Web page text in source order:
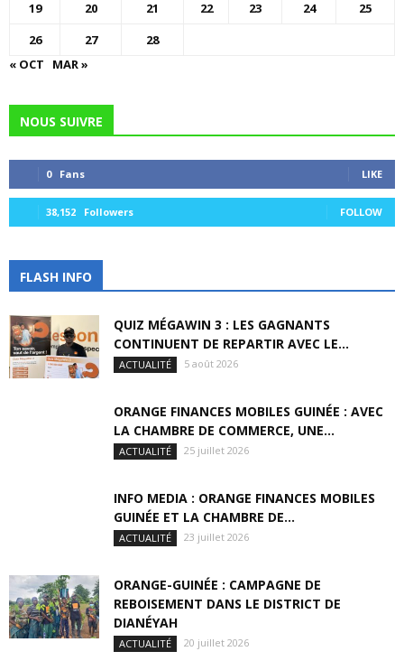
19 20 21 22 23 24
25
26
27
28
« OCT
MAR »
NOUS SUIVRE
0 Fans LIKE
38,152 Followers FOLLOW
FLASH INFO
QUIZ MÉGAWIN 3 : LES GAGNANTS
CONTINUENT DE REPARTIR AVEC LE...
ACTUALITÉ 5 août 2026
ORANGE FINANCES MOBILES GUINÉE : AVEC
LA CHAMBRE DE COMMERCE, UNE...
ACTUALITÉ 25 juillet 2026
INFO MEDIA : ORANGE FINANCES MOBILES
GUINÉE ET LA CHAMBRE DE...
ACTUALITÉ 23 juillet 2026
ORANGE-GUINÉE : CAMPAGNE DE
REBOISEMENT DANS LE DISTRICT DE
DIANÉYAH
ACTUALITÉ 20 juillet 2026